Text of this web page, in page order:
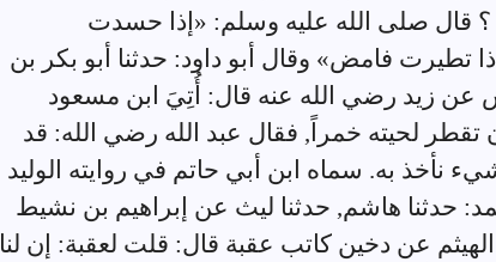
؟ قال صلى الله عليه وسلم: «إذا حسدت
تطيرت فامض» وقال أبو داود: حدثنا أبو بكر بن
عن زيد رضي الله عنه قال: أُتِيَ ابن مسعود
لحيته خمراً, فقال عبد الله رضي الله: قد
نأخذ به. سماه ابن أبي حاتم في روايته الوليد
حدثنا هاشم, حدثنا ليث عن إبراهيم بن نشيط
عن دخين كاتب عقبة قال: قلت لعقبة: إن لنا